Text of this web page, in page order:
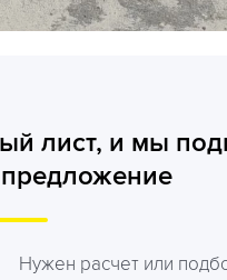
лист, и мы
Нужен расчет или